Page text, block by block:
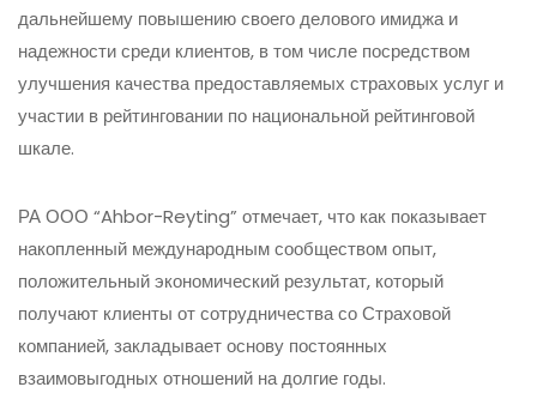
дальнейшему повышению своего делового имиджа и
надежности среди клиентов, в том числе посредством
улучшения качества предоставляемых страховых услуг и
участии в рейтинговании по национальной рейтинговой
шкале.
РА ООО “Ahbor-Reyting” отмечает, что как показывает
накопленный международным сообществом опыт,
положительный экономический результат, который
получают клиенты от сотрудничества со Страховой
компанией, закладывает основу постоянных
взаимовыгодных отношений на долгие годы.